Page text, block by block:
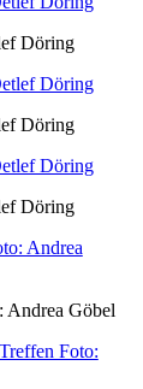
Döring
Döring
Döring
Andrea Göbel